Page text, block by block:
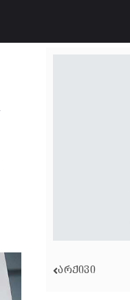
ᲐᲠᲥᲘᲕᲘ